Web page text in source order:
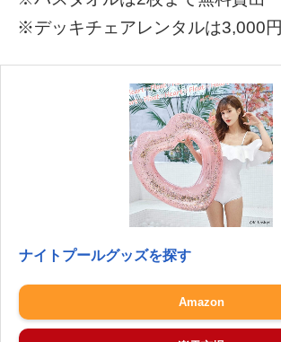
※デッキチェアレンタルは3,000円
ナイトプールグッズを探す
Amazon